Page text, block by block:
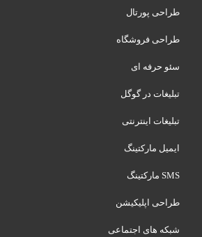
طراحی پورتال
طراحی فروشگاه
سئو حرفه ای
تبلیغات در گوگل
تبلیغات اینترنتی
ایمیل مارکتینگ
SMS مارکتینگ
طراحی اپلیکیشن
شبکه های اجتماعی